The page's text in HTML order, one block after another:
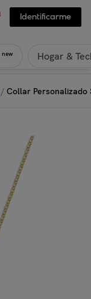
Identificarme
new Hogar &
/ Collar Personalizado